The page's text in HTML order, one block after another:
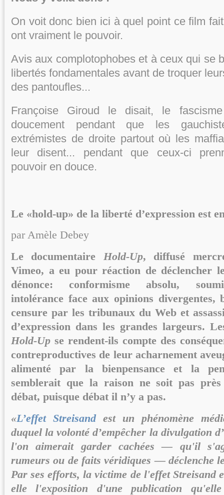
On voit donc bien ici à quel point ce film
ont vraiment le pouvoir.
Avis aux complotophobes et à ceux qui se
libertés fondamentales avant de troquer
des pantoufles...
Françoise Giroud le disait, le
doucement pendant que les
extrémistes de droite partout où les
leur disent... pendant que ceux-ci
pouvoir en douce.
Le «hold-up» de la liberté d’expression est
par Amèle Debey
Le documentaire Hold-Up, diffusé
Vimeo, a eu pour réaction de déclencher
dénonce: conformisme absolu,
intolérance face aux opinions divergentes,
censure par les tribunaux du Web et
d’expression dans les grandes largeurs.
Hold-Up se rendent-ils compte des
contreproductives de leur acharnement
alimenté par la bienpensance et la
semblerait que la raison ne soit pas
débat, puisque débat il n’y a pas.
«L’effet Streisandest un phénomène
duquel la volonté d’empêcher la divulgation
l'on aimerait garder cachées — qu'il
rumeurs ou de faits véridiques — déclenche
Par ses efforts, la victime de l'effet Streisand
elle l'exposition d'une publication